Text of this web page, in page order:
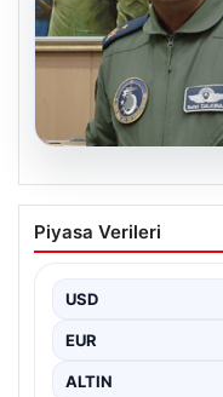
Rafet Dalkıran
Kuvvetleri
Piyasa Verileri
USD
EUR
ALTIN